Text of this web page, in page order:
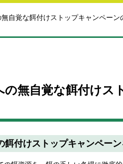
自覚な餌付けストップキャンペーン
の無自覚な餌付けス
餌付けストップキャンペーン